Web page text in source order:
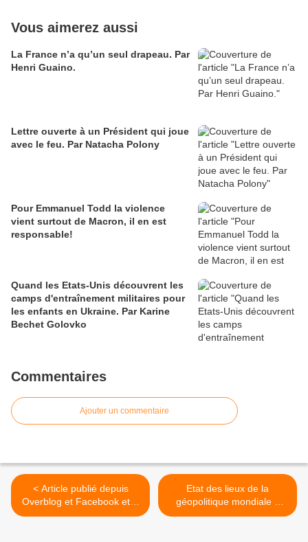
Vous aimerez aussi
La France n’a qu’un seul drapeau. Par
Henri Guaino.
Lettre ouverte à un Président qui joue
avec le feu. Par Natacha Polony
Pour Emmanuel Todd la violence
vient surtout de Macron, il en est
responsable!
Quand les Etats-Unis découvrent les
camps d'entraînement militaires pour
les enfants en Ukraine. Par Karine
Bechet Golovko
Commentaires
Ajouter un commentaire
< Article publié depuis
Overblog et Facebook et X
(Twitter)
Etat des lieux de la
géopolitique mondiale –
Russie, Iran, Etats-Unis Par